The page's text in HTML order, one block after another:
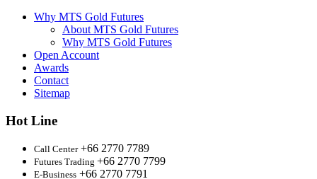
Why MTS Gold Futures
About MTS Gold Futures
Why MTS Gold Futures
Open Account
Awards
Contact
Sitemap
Hot Line
Call Center+66 2770 7789
Futures Trading +66 2770 7799
E-Business +66 2770 7791